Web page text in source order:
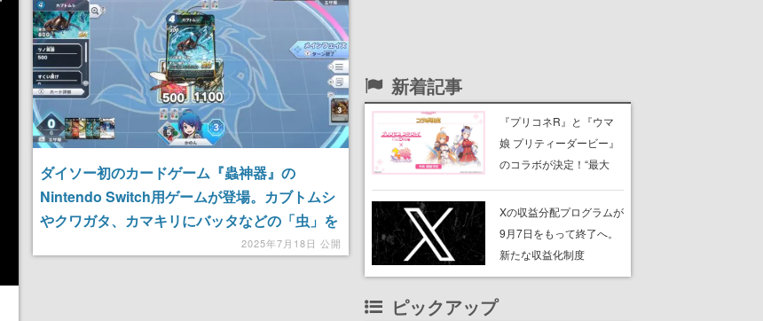
ダイソー初のカードゲーム『蟲神器』の
Nintendo Switch用ゲームが登場。カブトムシ
やクワガタ、カマキリにバッタなどの「虫」を
2025年7月18日 公開
新着記事
『プリコネR』と『ウマ
娘 プリティーダービー』
のコラボが決定！“最大
ンペーンなども発表
Xの収益分配プログラムが
9月7日をもって終了へ。
新たな収益化制度
「Original Content
ピックアップ